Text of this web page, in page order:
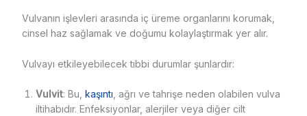
Vulvanın işlevleri arasında iç üreme organlarını korumak,
cinsel haz sağlamak ve doğumu kolaylaştırmak yer alır.
Vulvayı etkileyebilecek tıbbi durumlar şunlardır:
Vulvit: Bu, kaşıntı , ağrı ve tahrişe neden olabilen vulva
iltihabıdır. Enfeksiyonlar, alerjiler veya diğer cilt